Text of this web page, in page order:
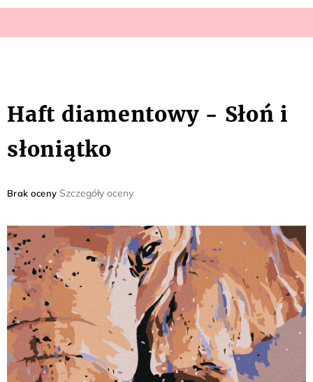
Haft diamentowy - Słoń i
słoniątko
Średnia
wynosi
0,0
na
gwiazdek.
Brak oceny Szczegóły oceny